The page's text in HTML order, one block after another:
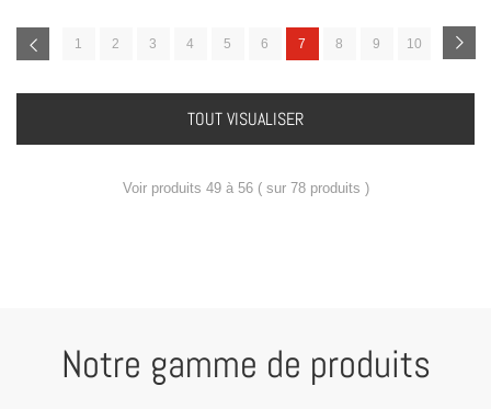
1 2 3 4 5 6 7 8 9 10
TOUT VISUALISER
Voir produits 49 à 56 ( sur 78 produits )
Notre gamme de produits